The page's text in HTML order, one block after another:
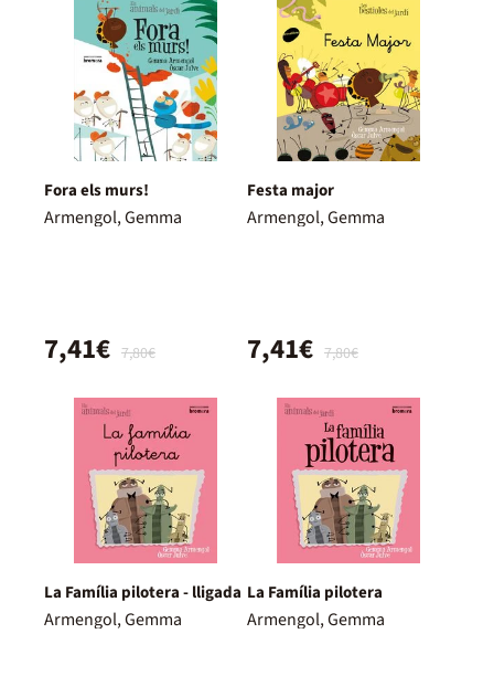
Fora els murs!
Armengol, Gemma
7,80€
7,41€
Festa major
Armengol, Gemma
7,80€
7,41€
La Família pilotera - lligada
Armengol, Gemma
La Família pilotera
Armengol, Gemma